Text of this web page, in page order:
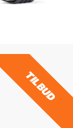
TILBUD